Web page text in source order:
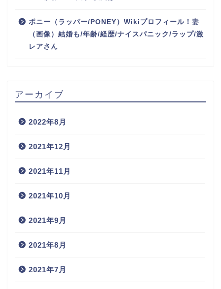
ポニー（ラッパー/PONEY）Wikiプロフィール！妻
（画像）結婚も/年齢/経歴/ナイスパニック/ラップ/激
レアさん
アーカイブ
2022年8月
2021年12月
2021年11月
2021年10月
2021年9月
2021年8月
2021年7月